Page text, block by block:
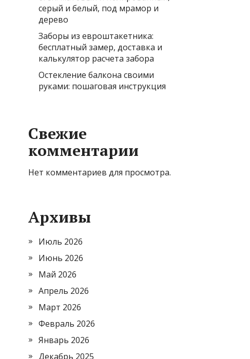
серый и белый, под мрамор и
дерево
Заборы из евроштакетника:
бесплатный замер, доставка и
калькулятор расчета забора
Остекление балкона своими
руками: пошаговая инструкция
Свежие
комментарии
Нет комментариев для просмотра.
Архивы
Июль 2026
Июнь 2026
Май 2026
Апрель 2026
Март 2026
Февраль 2026
Январь 2026
Декабрь 2025